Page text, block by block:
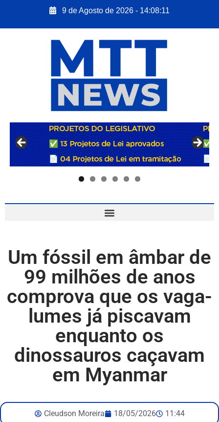
9 de Agosto de 2026 - 14:08:12
Um fóssil em âmbar de
99 milhões de anos
comprova que os vaga-
lumes já piscavam
enquanto os
dinossauros caçavam
em Myanmar
Cleudson Moreira 18/05/2026 11:44